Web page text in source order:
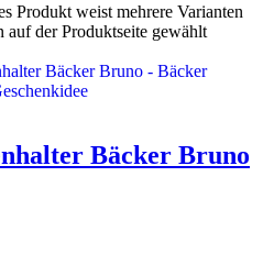
Produkt weist mehrere Varianten
der Produktseite gewählt
Bäcker Bruno